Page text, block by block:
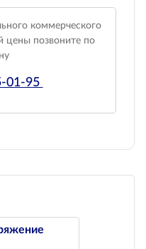
коммерческого
цены позвоните по
01-95